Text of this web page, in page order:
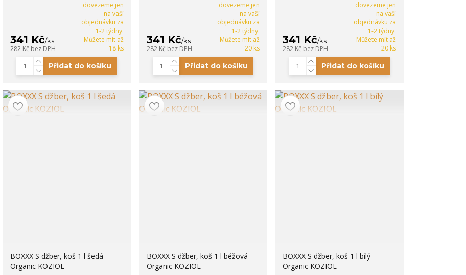
341 Kč/ks
282 Kč bez DPH
dovezeme jen
na vaší
objednávku za
1-2 týdny.
Můžete mít až
18 ks
Přidat do košíku
341 Kč/ks
282 Kč bez DPH
dovezeme jen
na vaší
objednávku za
1-2 týdny.
Můžete mít až
20 ks
Přidat do košíku
341 Kč/ks
282 Kč bez DPH
dovezeme jen
na vaší
objednávku za
1-2 týdny.
Můžete mít až
20 ks
Přidat do košíku
BOXXX S džber, koš 1 l šedá
Organic KOZIOL
BOXXX S džber, koš 1 l béžová
Organic KOZIOL
BOXXX S džber, koš 1 l bílý
Organic KOZIOL